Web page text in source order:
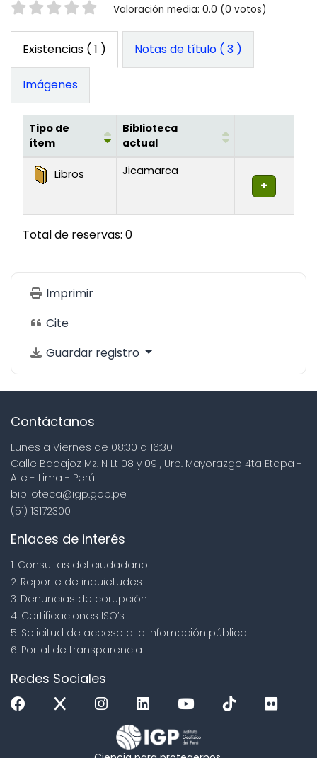
Valoración Valoración media: 0.0 (0 votos)
Existencias ( 1 ) Notas de título ( 3 )
Imágenes
Existencias
Tipo de
ítem
Biblioteca
actual
Libros Jicamarca
Total de reservas: 0
Imprimir
Cite
Guardar registro
Contáctanos
Lunes a Viernes de 08:30 a 16:30
Calle Badajoz Mz. Ñ Lt 08 y 09 , Urb. Mayorazgo 4ta Etapa -
Ate - Lima - Perú
biblioteca@igp.gob.pe
(51) 13172300
Enlaces de interés
1. Consultas del ciudadano
2. Reporte de inquietudes
3. Denuncias de corupción
4. Certificaciones ISO’s
5. Solicitud de acceso a la infomación pública
6. Portal de transparencia
Redes Sociales